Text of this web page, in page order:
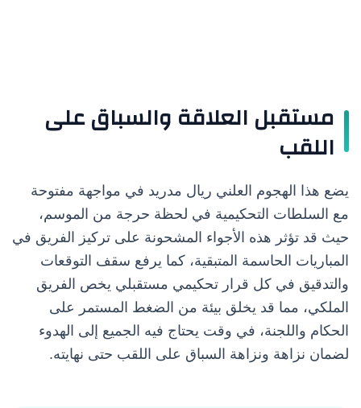
مستقبل العلاقة والسباق على
اللقب
يضع هذا الهجوم العلني ريال مدريد في مواجهة مفتوحة
مع السلطات التحكيمية في لحظة حرجة من الموسم،
حيث قد تؤثر هذه الأجواء المشحونة على تركيز الفريق في
المباريات الحاسمة المتبقية، كما يرفع سقف التوقعات
والتدقيق في كل قرار تحكيمي مستقبلي يخص الفريق
الملكي، مما قد يخلق بيئة من الضغط المستمر على
الحكام واللجنة، في وقت يحتاج فيه الجميع إلى الهدوء
لضمان نزاهة ونزاهة السباق على اللقب حتى نهايته.